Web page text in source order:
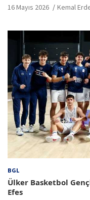
16 Mayıs 2026 Kemal
BGL
Ülker Basketbol
Efes